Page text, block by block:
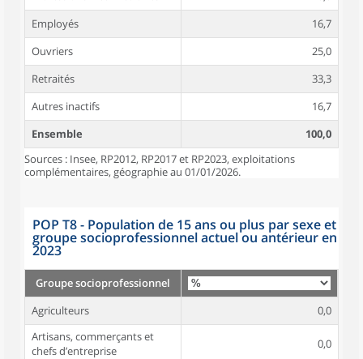
Employés
16,7
Ouvriers
25,0
Retraités
33,3
Autres inactifs
16,7
Ensemble
100,0
Sources : Insee, RP2012, RP2017 et RP2023, exploitations
complémentaires, géographie au 01/01/2026.
POP T8 - Population de 15 ans ou plus par sexe et
groupe socioprofessionnel actuel ou antérieur en
2023
Groupe socioprofessionnel
Agriculteurs
0,0
Artisans, commerçants et
chefs d’entreprise
0,0